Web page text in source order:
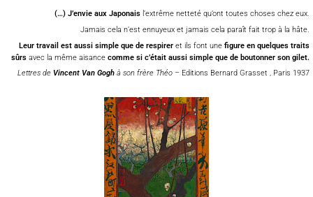
(…) J’envie aux Japonais l’extrême netteté qu’ont toutes choses chez eux.
Jamais cela n’est ennuyeux et jamais cela paraît fait trop à la hâte.
Leur travail est aussi simple que de respirer et ils font une figure en quelques traits
sûrs avec la même aisance comme si c’était aussi simple que de boutonner son gilet.
Lettres de Vincent Van Gogh à son frère Théo – Editions Bernard Grasset , Paris 1937